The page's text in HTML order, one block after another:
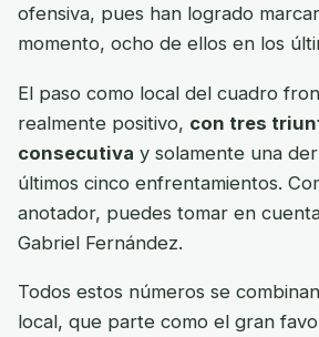
ofensiva, pues han logrado
momento, ocho de ellos en los
El paso como local del cuadro
realmente positivo, con tres
consecutiva y solamente una
últimos cinco enfrentamientos.
anotador, puedes tomar en
Gabriel Fernández.
Todos estos números se
local, que parte como el gran